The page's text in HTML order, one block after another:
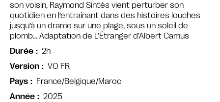
son voisin, Raymond Sintès vient perturber son
quotidien en l’entraînant dans des histoires louches
jusqu’à un drame sur une plage, sous un soleil de
plomb… Adaptation de L’Étranger d’Albert Camus
Durée
2h
Version
VO FR
Pays
France/Belgique/Maroc
Année
2025